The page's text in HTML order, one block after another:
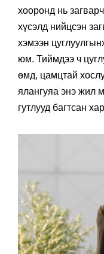
хооронд нь
хүсэлд нийцсэн
хэмээн
юм. Тиймдээ ч
өмд, цамцтай
ялангуяа энэ жил
гутлууд багтсан